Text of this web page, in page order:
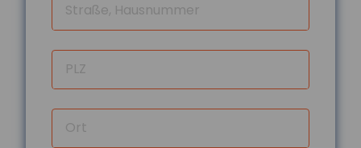
01.08.2026
Durchschnittskosten
für Blitzschäden
gestiegen
Die Zahl der Blitz- und
Überspannungsschäden in Deutschland
Straße, Hausnummer
PLZ
Ort